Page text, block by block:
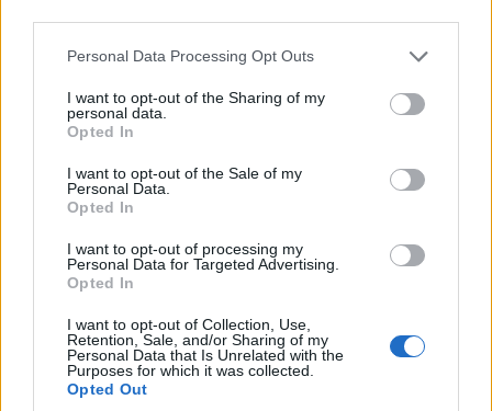
Please note that this website/app uses one or more Google
not limited to your visit or usage behaviour. You may click to
grant or deny consent to Google and its third-party tags to
use your data for below specified purposes in below Google
consent section.
Personal Data Processing Opt Outs
I want to opt-out of the Sharing of my
personal data.
Opted In
I want to opt-out of the Sale of my
Personal Data.
Opted In
I want to opt-out of processing my
Personal Data for Targeted Advertising.
Opted In
I want to opt-out of Collection, Use,
Retention, Sale, and/or Sharing of my
Personal Data that Is Unrelated with the
Purposes for which it was collected.
Opted Out
συκοφαντικό δημοσίευμα της εφημερίδας ΤΑ ΝΕΑ Τις τελευταίες
μέρες έχουν ενταθεί οι προσωπικές επιθέσεις εναντίον μας.
Αναρίθμητοι χαρακτηρισμοί αβάσιμα υπονοούμενα και
συκοφαντίες συνθέτουν ένα εμετικό σκηνικό που χαρακτηρίζει